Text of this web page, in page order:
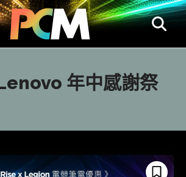
年中感謝祭